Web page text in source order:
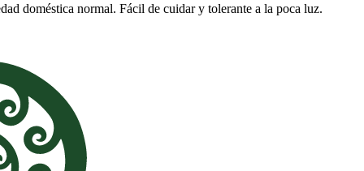
doméstica normal. Fácil de cuidar y tolerante a la poca luz.